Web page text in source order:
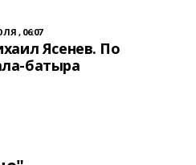
, 06:07
Ясенев. По
батыра